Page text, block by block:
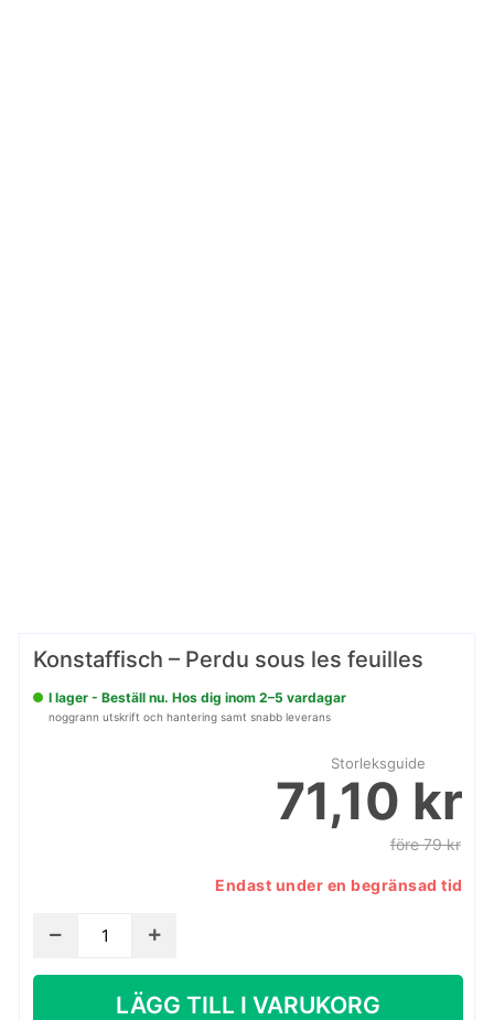
Konstaffisch – Perdu sous les feuilles
I lager - Beställ nu. Hos dig inom 2–5 vardagar
noggrann utskrift och hantering samt snabb leverans
Storleksguide
71,10 kr
före 79 kr
Endast under en begränsad tid
Konstaffisch
Perdu
LÄGG TILL I VARUKORG